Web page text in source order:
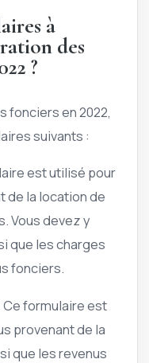
à
des
?
fonciers en 2022,
suivants :
est utilisé pour
de la location de
Vous devez y
que les charges
fonciers.
Ce formulaire est
provenant de la
que les revenus